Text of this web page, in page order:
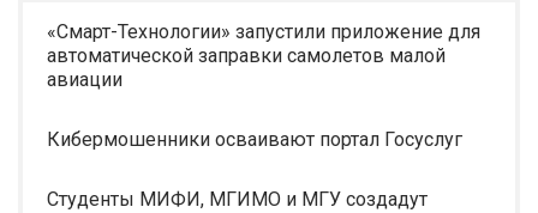
«Смарт-Технологии» запустили приложение для
автоматической заправки самолетов малой
авиации
Кибермошенники осваивают портал Госуслуг
Студенты МИФИ, МГИМО и МГУ создадут